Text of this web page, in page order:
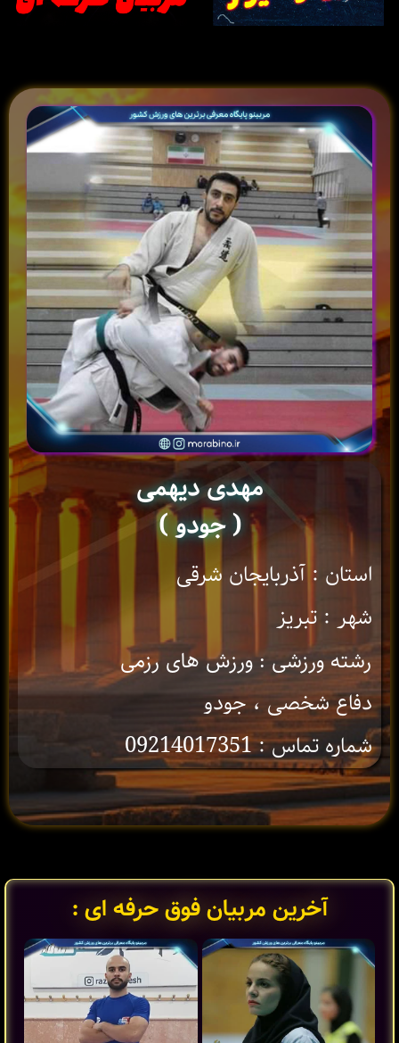
مهدی دیهمی
( جودو )
استان : آذربایجان شرقی
شهر : تبریز
رشته ورزشی : ورزش های رزمی
دفاع شخصی ، جودو
شماره تماس : 09214017351
آخرین مربیان فوق حرفه ای :